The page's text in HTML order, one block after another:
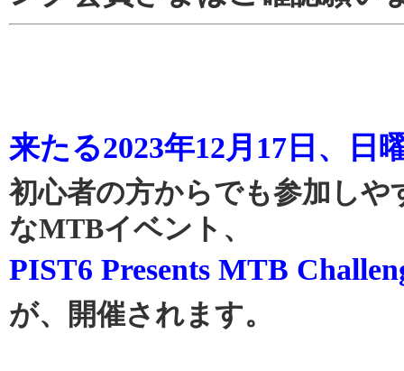
来たる2023年12月17日、日
初心者の方からでも参加しや
なMTBイベント、
PIST6 Presents MTB
が、開催されます。